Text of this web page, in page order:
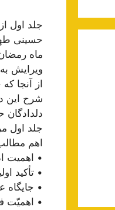
جلد اول
حسینی
ماه
ویرایش
از آنجا
شرح این
جلد اول
اهم
• اهمیت
• تأکید
• جایگاه
• اهمیّت